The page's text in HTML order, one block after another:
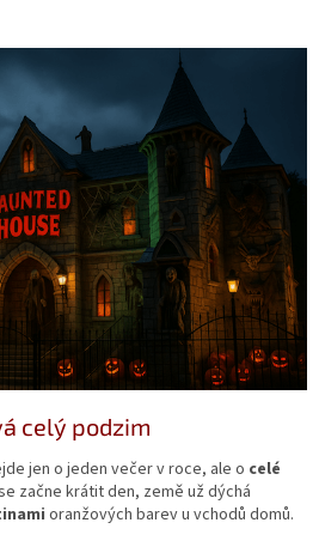
celý podzim
jen o jeden večer v roce, ale o celé
začne krátit den, země už dýchá
oranžových barev u vchodů domů.